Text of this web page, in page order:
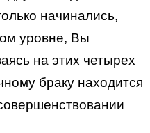
начинались,
уровне, Вы
на этих четырех
браку находится